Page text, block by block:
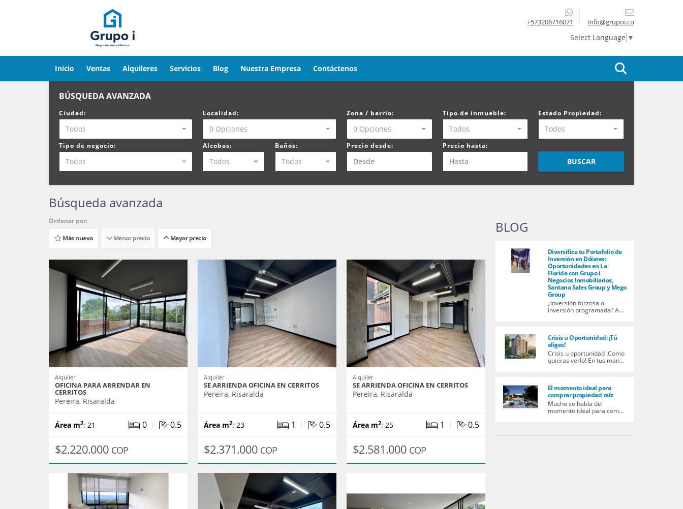
+573206716071 info@grupoi.co
Select Language ▼
Inicio Ventas Alquileres Servicios Blog Nuestra Empresa Contáctenos
BÚSQUEDA AVANZADA
Ciudad:
Todos
Localidad:
0 Opciones
Zona / barrio:
0 Opciones
Tipo de inmueble:
Todos
Estado Propiedad:
Todos
Tipo de negocio:
Todos
Alcobas:
Todos
Baños:
Todos
Precio desde: Precio hasta:
BUSCAR
Búsqueda avanzada
Ordenar por:
Más nuevo
Menor precio Mayor precio
Alquiler
OFICINA PARA ARRENDAR EN
CERRITOS
Pereira, Risaralda
Área m2: 21 0| 0.5
$2.220.000 COP
Alquiler
SE ARRIENDA OFICINA EN CERRITOS
Pereira, Risaralda
Área m2: 23 1 | 0.5
$2.371.000 COP
Alquiler
SE ARRIENDA OFICINA EN CERRITOS
Pereira, Risaralda
Área m2: 25 1 | 0.5
$2.581.000 COP
BLOG
Diversifica tu Portafolio de
Inversión en Dólares:
Oportunidades en La
Florida con Grupo i
Negocios Inmobiliarios,
Santana Sales Group y Mego
Group
¿Inversión forzosa o
inversión programada? A…
Crisis u Oportunidad: ¡Tú
eliges!
Crisis u oportunidad ¡Como
quieras verlo! En tus man…
El momento ideal para
comprar propiedad raíz
Mucho se habla del
momento ideal para com…